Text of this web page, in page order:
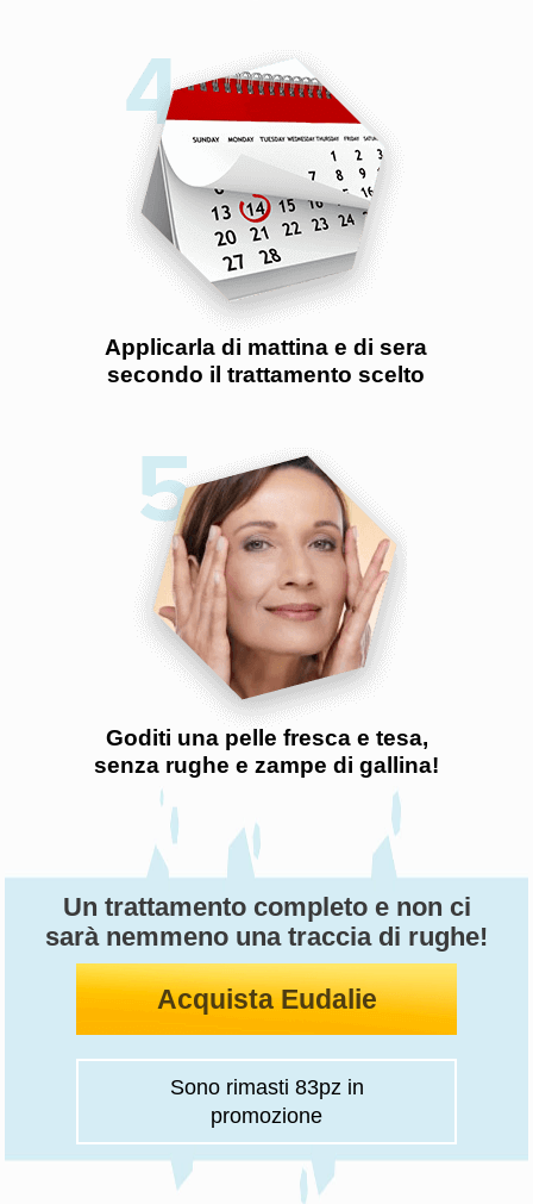
Applicarla di mattina e di sera
secondo il trattamento scelto
Goditi una pelle fresca e tesa,
senza rughe e zampe di gallina!
Un trattamento completo e non ci
sarà nemmeno una traccia di rughe!
Acquista Eudalie
Sono rimasti 83pz in
promozione